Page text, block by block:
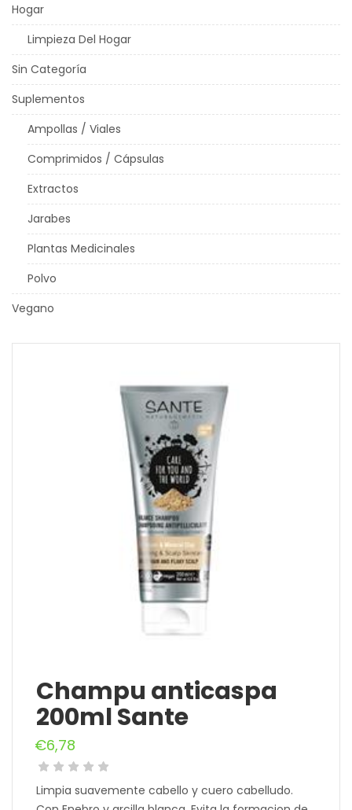
Hogar
Limpieza Del Hogar
Sin Categoría
Suplementos
Ampollas / Viales
Comprimidos / Cápsulas
Extractos
Jarabes
Plantas Medicinales
Polvo
Vegano
Champu anticaspa
200ml Sante
€6,78
Limpia suavemente cabello y cuero cabelludo.